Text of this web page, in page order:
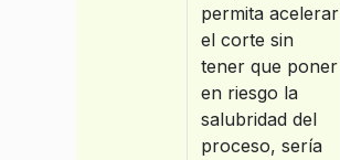
permita acelerar
el corte sin
tener que poner
en riesgo la
salubridad del
proceso, sería